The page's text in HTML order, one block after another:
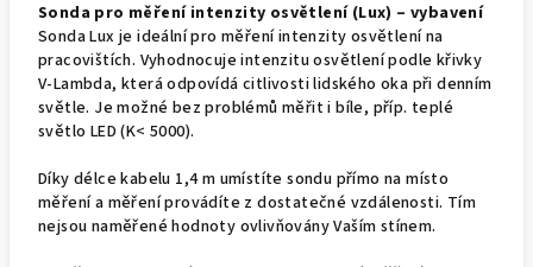
Sonda pro měření intenzity osvětlení (Lux) – vybavení
Sonda Lux je ideální pro měření intenzity osvětlení na
pracovištích. Vyhodnocuje intenzitu osvětlení podle křivky
V-Lambda, která odpovídá citlivosti lidského oka při denním
světle. Je možné bez problémů měřit i bíle, příp. teplé
světlo LED (K< 5000).
Díky délce kabelu 1,4 m umístíte sondu přímo na místo
měření a měření provádíte z dostatečné vzdálenosti. Tím
nejsou naměřené hodnoty ovlivňovány Vaším stínem.